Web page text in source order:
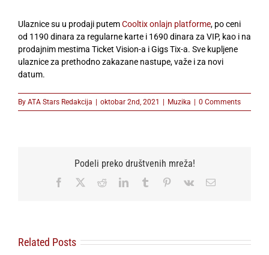
Ulaznice su u prodaji putemCooltix onlajn platforme, po ceni
od 1190 dinara za regularne karte i 1690 dinara za VIP, kao i na
prodajnim mestima Ticket Vision-a i Gigs Tix-a. Sve kupljene
ulaznice za prethodno zakazane nastupe, važe i za novi
datum.
By ATA Stars Redakcija | oktobar 2nd, 2021 | Muzika | 0 Comments
Podeli preko društvenih mreža!
Facebook RedditLinkedInTumblr Pinterest
Vk Email
Related Posts